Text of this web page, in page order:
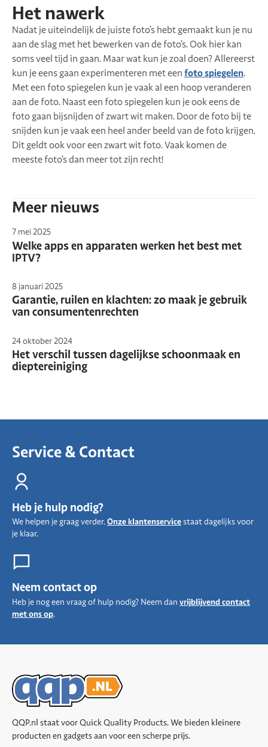
Het nawerk
Nadat je uiteindelijk de juiste foto’s hebt gemaakt kun je nu
aan de slag met het bewerken van de foto’s. Ook hier kan
soms veel tijd in gaan. Maar wat kun je zoal doen? Allereerst
kun je eens gaan experimenteren met een foto spiegelen.
Met een foto spiegelen kun je vaak al een hoop veranderen
aan de foto. Naast een foto spiegelen kun je ook eens de
foto gaan bijsnijden of zwart wit maken. Door de foto bij te
snijden kun je vaak een heel ander beeld van de foto krijgen.
Dit geldt ook voor een zwart wit foto. Vaak komen de
meeste foto’s dan meer tot zijn recht!
Meer nieuws
7 mei 2025
Welke apps en apparaten werken het best met
IPTV?
8 januari 2025
Garantie, ruilen en klachten: zo maak je gebruik
van consumentenrechten
24 oktober 2024
Het verschil tussen dagelijkse schoonmaak en
dieptereiniging
Service & Contact
Heb je hulp nodig?
We helpen je graag verder.Onze klantenservicestaat dagelijks voor
je klaar.
Neem contact op
Heb je nog een vraag of hulp nodig? Neem dan vrijblijvend contact
met ons op.
QQP.nl staat voor Quick Quality Products. We bieden kleinere
producten en gadgets aan voor een scherpe prijs.